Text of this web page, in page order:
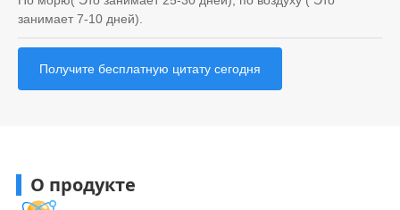
занимает 7-10 дней).
Получите бесплатную цитату сегодня
О продукте